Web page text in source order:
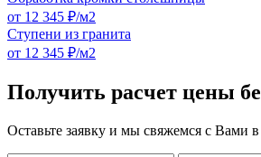
от 12 345 ₽/м2
Ступени из гранита
от 12 345 ₽/м2
Получить расчет цены
Оставьте заявку и мы свяжемся с Вами